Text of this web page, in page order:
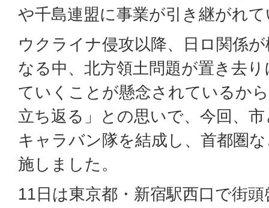
や千島連盟に事業が引き継がれ
ウクライナ侵攻以降、日ロ関係
なる中、北方領土問題が置き去
ていくことが懸念されているか
立ち返る」との思いで、今回、
キャラバン隊を結成し、首都圏
施しました。
11日は東京都・新宿駅西口で街